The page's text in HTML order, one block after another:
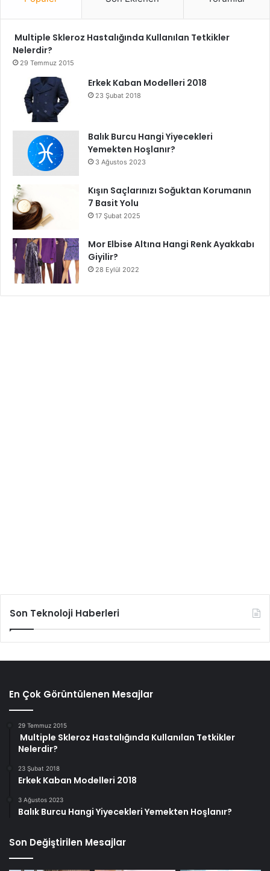
Multiple Skleroz Hastalığında Kullanılan Tetkikler
Nelerdir?
29 Temmuz 2015
Erkek Kaban Modelleri 2018
23 Şubat 2018
Balık Burcu Hangi Yiyecekleri
Yemekten Hoşlanır?
3 Ağustos 2023
Kışın Saçlarınızı Soğuktan Korumanın
7 Basit Yolu
17 Şubat 2025
Mor Elbise Altına Hangi Renk Ayakkabı
Giyilir?
28 Eylül 2022
Son Teknoloji Haberleri
En Çok Görüntülenen Mesajlar
29 Temmuz 2015
Multiple Skleroz Hastalığında Kullanılan Tetkikler
Nelerdir?
23 Şubat 2018
Erkek Kaban Modelleri 2018
3 Ağustos 2023
Balık Burcu Hangi Yiyecekleri Yemekten Hoşlanır?
Son Değiştirilen Mesajlar